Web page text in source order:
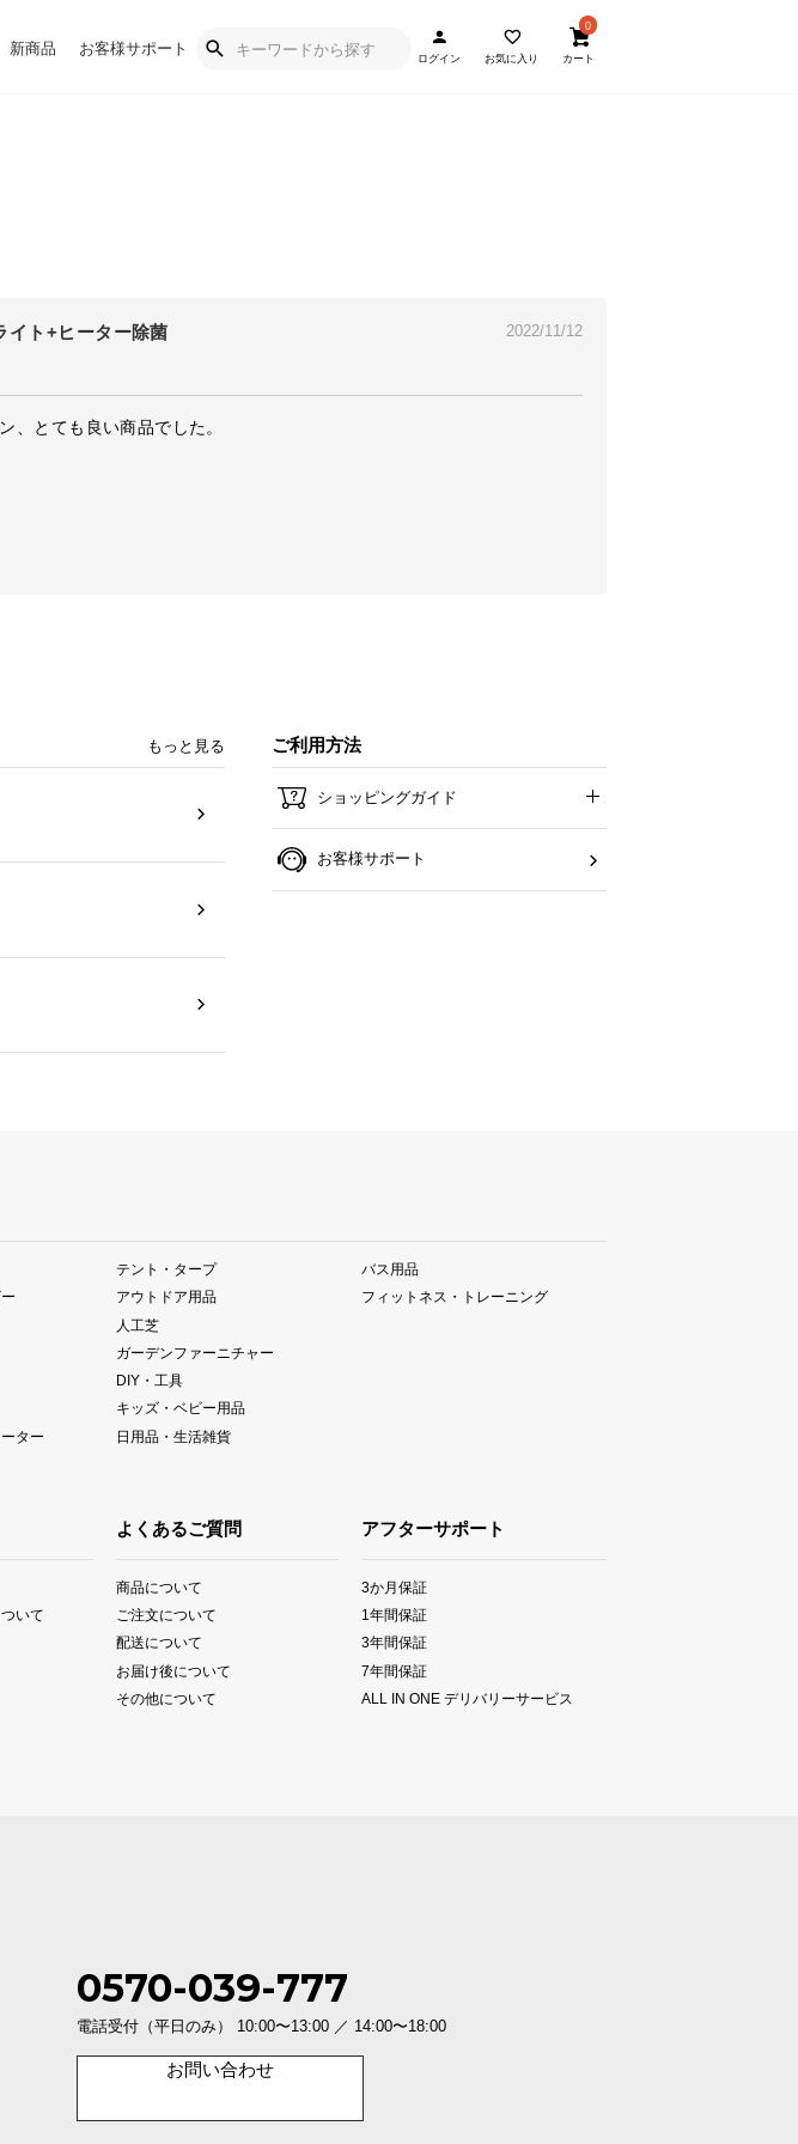
新商品 お客様サポート
ログイン お気に入り
0
カート
イト+ヒーター除菌 2022/11/12
、とても良い商品でした。
もっと見る ご利用方法
ショッピングガイド
お客様サポート
ター
テント・タープ
アウトドア用品
人工芝
ガーデンファーニチャー
DIY・工具
キッズ・ベビー用品
日用品・生活雑貨
バス用品
フィットネス・トレーニング
いて
よくあるご質問
商品について
ご注文について
配送について
お届け後について
その他について
アフターサポート
3か月保証
1年間保証
3年間保証
7年間保証
ALL IN ONE デリバリーサービス
お問い合わせ
0570-039-777
電話受付（平日のみ） 10:00〜13:00 ／ 14:00〜18:00